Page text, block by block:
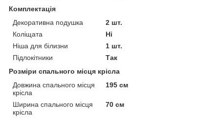
Комплектація
Декоративна подушка
2 шт.
Коліщата
Ні
Ніша для білизни
1 шт.
Підлокітники
Так
Розміри спального місця крісла
Довжина спального місця
крісла
195 см
Ширина спального місця
крісла
70 см